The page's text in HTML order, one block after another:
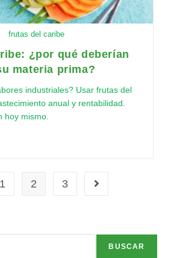
frutas del caribe
¿por qué deberían
materia prima?
industriales? Usar frutas del
anual y rentabilidad.
hoy mismo.
1 2 3
BUSCAR